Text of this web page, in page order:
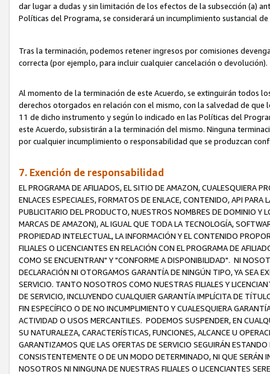
dar lugar a dudas y sin limitación de los efectos de la subsección (a)
Políticas del Programa, se considerará un incumplimiento sustancial
Tras la terminación, podemos retener ingresos por comisiones
correcta (por ejemplo, para incluir cualquier cancelación o devolución).
Al momento de la terminación de este Acuerdo, se extinguirán todos
derechos otorgados en relación con el mismo, con la salvedad de
11 de dicho instrumento y según lo indicado en las Políticas del
este Acuerdo, subsistirán a la terminación del mismo. Ninguna
por cualquier incumplimiento o responsabilidad que se produzcan
7. Exención de responsabilidad
EL PROGRAMA DE AFILIADOS, EL SITIO DE AMAZON, CUALESQUIERA
ENLACES ESPECIALES, FORMATOS DE ENLACE, CONTENIDO, API
PUBLICITARIO DEL PRODUCTO, NUESTROS NOMBRES DE DOMINIO Y
MARCAS DE AMAZON), AL IGUAL QUE TODA LA TECNOLOGÍA,
PROPIEDAD INTELECTUAL, LA INFORMACIÓN Y EL CONTENIDO
FILIALES O LICENCIANTES EN RELACIÓN CON EL PROGRAMA DE
COMO SE ENCUENTRAN" Y "CONFORME A DISPONIBILIDAD". NI
DECLARACIÓN NI OTORGAMOS GARANTÍA DE NINGÚN TIPO, YA SEA
SERVICIO. TANTO NOSOTROS COMO NUESTRAS FILIALES Y
DE SERVICIO, INCLUYENDO CUALQUIER GARANTÍA IMPLÍCITA DE
FIN ESPECÍFICO O DE NO INCUMPLIMIENTO Y CUALESQUIERA
ACTIVIDAD O USOS MERCANTILES. PODEMOS SUSPENDER, EN
SU NATURALEZA, CARACTERÍSTICAS, FUNCIONES, ALCANCE U
GARANTIZAMOS QUE LAS OFERTAS DE SERVICIO SEGUIRÁN
CONSISTENTEMENTE O DE UN MODO DETERMINADO, NI QUE SERÁN
NOSOTROS NI NINGUNA DE NUESTRAS FILIALES O LICENCIANTES